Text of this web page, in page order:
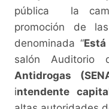
e
b
o
o
k
er s
A
p
p
pública la
promoción de
denominada “
salón
Antidrogas
intendente